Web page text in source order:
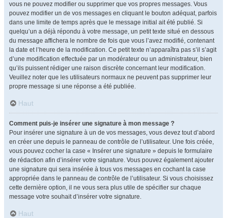
vous ne pouvez modifier ou supprimer que vos propres messages. Vous
pouvez modifier un de vos messages en cliquant le bouton adéquat, parfois
dans une limite de temps après que le message initial ait été publié. Si
quelqu’un a déjà répondu à votre message, un petit texte situé en dessous
du message affichera le nombre de fois que vous l’avez modifié, contenant
la date et l’heure de la modification. Ce petit texte n’apparaîtra pas s’il s’agit
d’une modification effectuée par un modérateur ou un administrateur, bien
qu’ils puissent rédiger une raison discrète concernant leur modification.
Veuillez noter que les utilisateurs normaux ne peuvent pas supprimer leur
propre message si une réponse a été publiée.
Haut
Comment puis-je insérer une signature à mon message ?
Pour insérer une signature à un de vos messages, vous devez tout d’abord
en créer une depuis le panneau de contrôle de l’utilisateur. Une fois créée,
vous pouvez cocher la case « Insérer une signature » depuis le formulaire
de rédaction afin d’insérer votre signature. Vous pouvez également ajouter
une signature qui sera insérée à tous vos messages en cochant la case
appropriée dans le panneau de contrôle de l’utilisateur. Si vous choisissez
cette dernière option, il ne vous sera plus utile de spécifier sur chaque
message votre souhait d’insérer votre signature.
Haut